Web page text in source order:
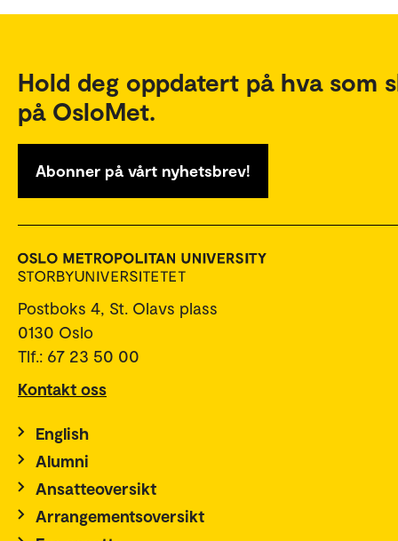
Hold deg oppdatert på hva som
på OsloMet.
Abonner på vårt nyhetsbrev!
Postboks 4, St. Olavs plass
0130 Oslo
Tlf.: 67 23 50 00
Kontakt oss
English
Alumni
Ansatteoversikt
Arrangementsoversikt